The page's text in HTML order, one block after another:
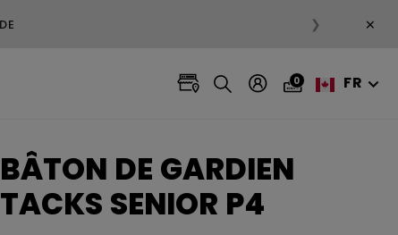
❯ ×
0 FR
BÂTON DE GARDIEN
TACKS SENIOR P4